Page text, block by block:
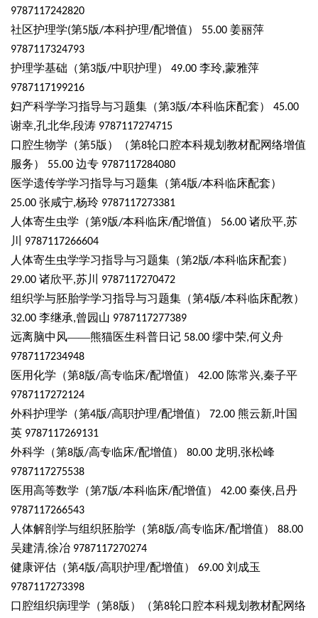
9787117242820
社区护理学(第5版/本科护理/配增值） 55.00 姜丽萍
9787117324793
护理学基础（第3版/中职护理） 49.00 李玲,蒙雅萍
9787117199216
妇产科学学习指导与习题集（第3版/本科临床配套） 45.00
谢幸,孔北华,段涛 9787117274715
口腔生物学（第5版）（第8轮口腔本科规划教材配网络增值
服务）
55.00 边专 9787117284080
医学遗传学学习指导与习题集（第4版/本科临床配套）
25.00 张咸宁,杨玲 9787117273381
人体寄生虫学（第9版/本科临床/配增值） 56.00 诸欣平,苏
川
9787117266604
人体寄生虫学学习指导与习题集（第2版/本科临床配套）
29.00 诸欣平,苏川 9787117270472
组织学与胚胎学学习指导与习题集（第4版/本科临床配教）
32.00 李继承,曾园山 9787117277389
远离脑中风——熊猫医生科普日记 58.00 缪中荣,何义舟
9787117234948
医用化学（第8版/高专临床/配增值） 42.00 陈常兴,秦子平
9787117272124
外科护理学（第4版/高职护理/配增值） 72.00 熊云新,叶国
英 9787117269131
外科学（第8版/高专临床/配增值） 80.00 龙明,张松峰
9787117275538
医用高等数学（第7版/本科临床/配增值） 42.00 秦侠,吕丹
9787117266543
人体解剖学与组织胚胎学（第8版/高专临床/配增值） 88.00
吴建清,徐冶 9787117270274
健康评估（第4版/高职护理/配增值） 69.00 刘成玉
9787117273398
口腔组织病理学（第8版）（第8轮口腔本科规划教材配网络